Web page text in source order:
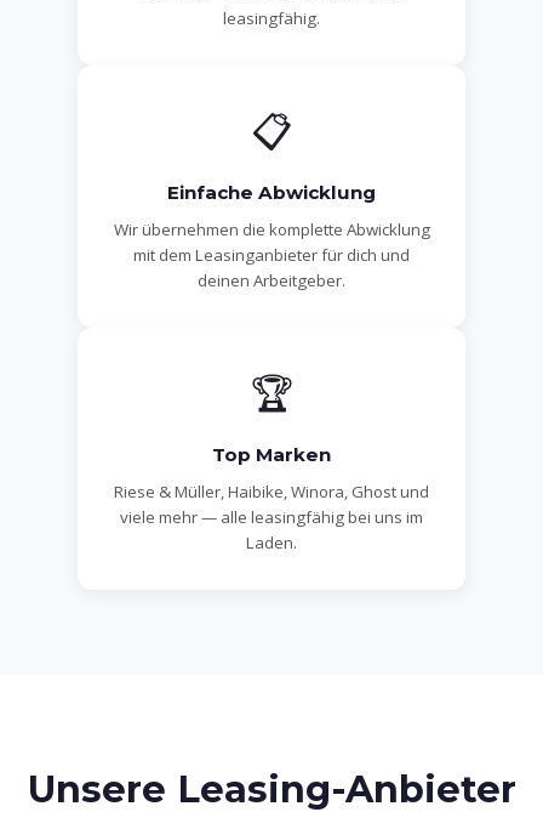
leasingfähig.
📋
Einfache Abwicklung
Wir übernehmen die komplette Abwicklung
mit dem Leasinganbieter für dich und
deinen Arbeitgeber.
🏆
Top Marken
Riese & Müller, Haibike, Winora, Ghost und
viele mehr — alle leasingfähig bei uns im
Laden.
Unsere Leasing-Anbieter